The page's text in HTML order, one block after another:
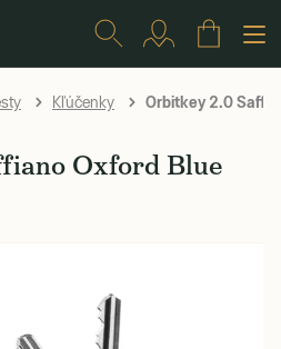
Kľúčenky Orbitkey 2.0
Oxford Blue